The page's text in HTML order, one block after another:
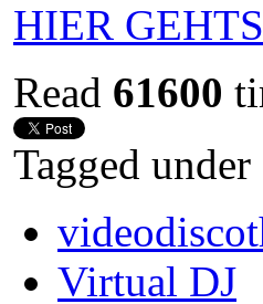
HIER
Read 61600
Tagged under
Virtual DJ